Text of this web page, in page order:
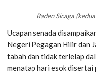
Raden Sinaga
Ucapan senada
Negeri Pegagan Hilir dan
tabah dan tidak terlelap
menatap hari esok disertai